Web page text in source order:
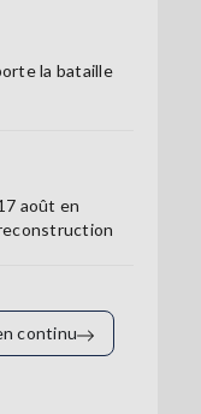
la bataille
août en
continu